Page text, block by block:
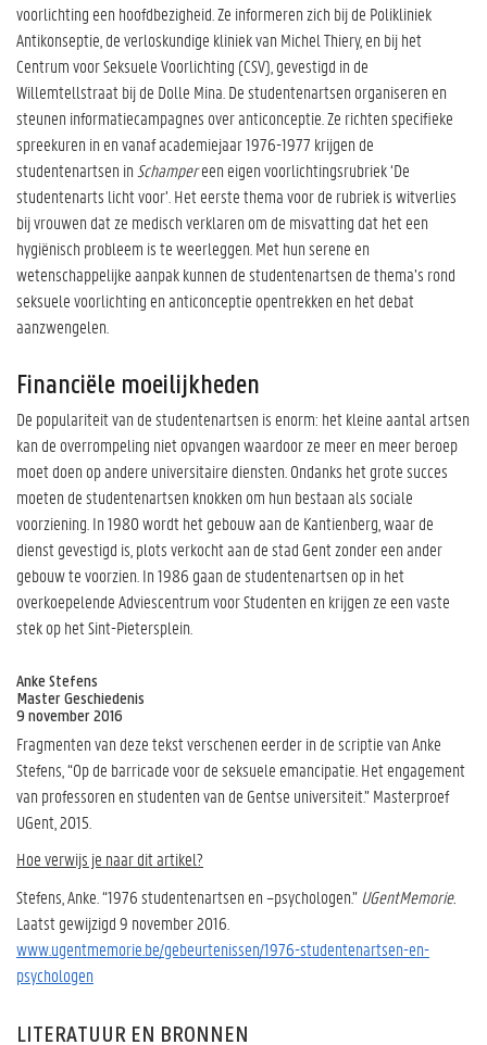
voorlichting een hoofdbezigheid. Ze informeren zich bij de Polikliniek
Antikonseptie, de verloskundige kliniek van Michel Thiery, en bij het
Centrum voor Seksuele Voorlichting (CSV), gevestigd in de
Willemtellstraat bij de Dolle Mina. De studentenartsen organiseren en
steunen informatiecampagnes over anticonceptie. Ze richten specifieke
spreekuren in en vanaf academiejaar 1976-1977 krijgen de
studentenartsen in Schampereen eigen voorlichtingsrubriek ‘De
studentenarts licht voor’. Het eerste thema voor de rubriek is witverlies
bij vrouwen dat ze medisch verklaren om de misvatting dat het een
hygiënisch probleem is te weerleggen. Met hun serene en
wetenschappelijke aanpak kunnen de studentenartsen de thema’s rond
seksuele voorlichting en anticonceptie opentrekken en het debat
aanzwengelen.
Financiële moeilijkheden
De populariteit van de studentenartsen is enorm: het kleine aantal artsen
kan de overrompeling niet opvangen waardoor ze meer en meer beroep
moet doen op andere universitaire diensten. Ondanks het grote succes
moeten de studentenartsen knokken om hun bestaan als sociale
voorziening. In 1980 wordt het gebouw aan de Kantienberg, waar de
dienst gevestigd is, plots verkocht aan de stad Gent zonder een ander
gebouw te voorzien. In 1986 gaan de studentenartsen op in het
overkoepelende Adviescentrum voor Studenten en krijgen ze een vaste
stek op het Sint-Pietersplein.
Anke Stefens
Master Geschiedenis
9 november 2016
Fragmenten van deze tekst verschenen eerder in de scriptie van Anke
Stefens, “Op de barricade voor de seksuele emancipatie. Het engagement
van professoren en studenten van de Gentse universiteit.” Masterproef
UGent, 2015.
Hoe verwijs je naar dit artikel?
Stefens, Anke. “1976 studentenartsen en –psychologen.” UGentMemorie.
Laatst gewijzigd 9 november 2016.
www.ugentmemorie.be/gebeurtenissen/1976-studentenartsen-en-
psychologen
LITERATUUR EN BRONNEN